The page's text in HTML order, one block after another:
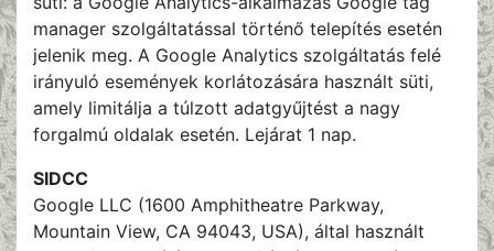
manager szolgáltatással történő telepítés esetén
jelenik meg. A Google Analytics szolgáltatás felé
irányuló események korlátozására használt süti,
amely limitálja a túlzott adatgyűjtést a nagy
forgalmú oldalak esetén. Lejárat 1 nap.
SIDCC
Google LLC (1600 Amphitheatre Parkway,
Mountain View, CA 94043, USA), által használt